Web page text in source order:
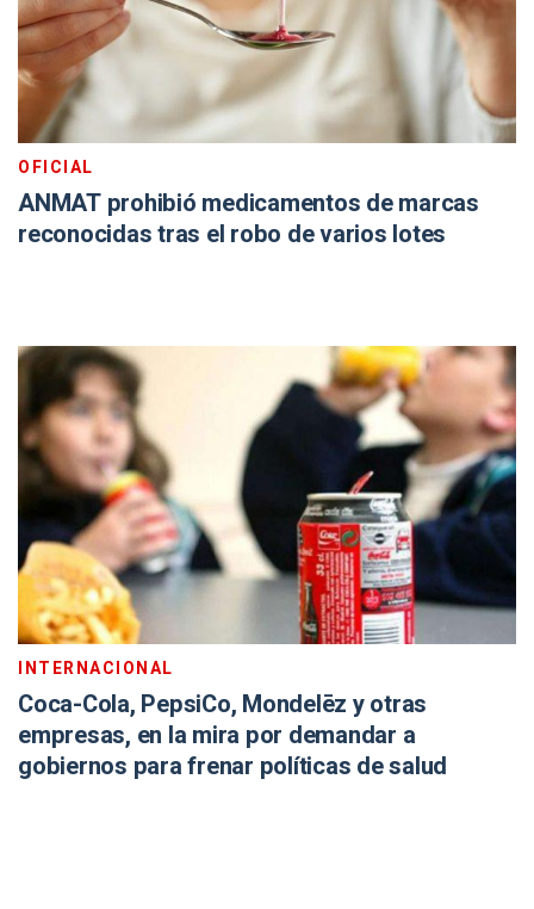
OFICIAL
ANMAT prohibió medicamentos de marcas
reconocidas tras el robo de varios lotes
INTERNACIONAL
Coca-Cola, PepsiCo, Mondelēz y otras
empresas, en la mira por demandar a
gobiernos para frenar políticas de salud